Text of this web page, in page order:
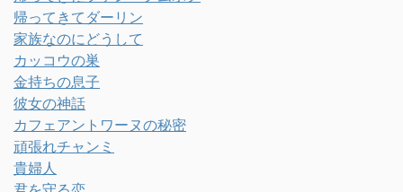
帰ってきてダーリン
家族なのにどうして
カッコウの巣
金持ちの息子
彼女の神話
カフェアントワーヌの秘密
頑張れチャンミ
貴婦人